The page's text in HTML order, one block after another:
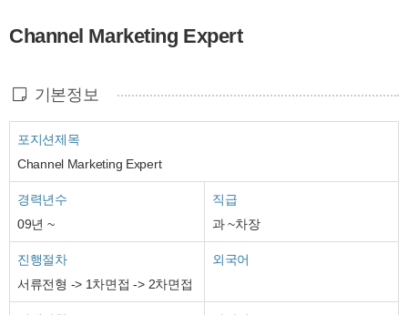
Channel Marketing Expert
기본정보
포지션제목
Channel Marketing Expert
경력년수
09년 ~
직급
과 ~차장
진행절차
서류전형 -> 1차면접 -> 2차면접
외국어